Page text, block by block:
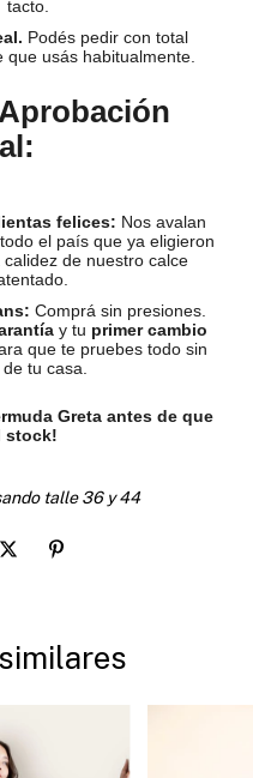
tacto.
Podés pedir con total
que usás habitualmente.
felices: Nos avalan
el país que ya eligieron
de nuestro calce
Comprá sin presiones.
y tu primer cambio
que te pruebes todo sin
tu casa.
Greta antes de que
stock!
talle 36 y 44